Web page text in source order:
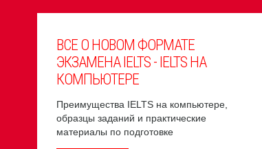
ВСЕ О НОВОМ ФОРМАТЕ
ЭКЗАМЕНА IELTS - IELTS НА
КОМПЬЮТЕРЕ
Преимущества IELTS на компьютере,
образцы заданий и практические
материалы по подготовке